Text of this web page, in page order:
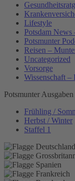
Lifestyle
Potsdam News
Potsmunter
Reisen –
Uncategorized
Vorsorge
Wissenschaft –
Potsmunter Ausgaben
Frühling /
Herbst / Winter
Staffel 1